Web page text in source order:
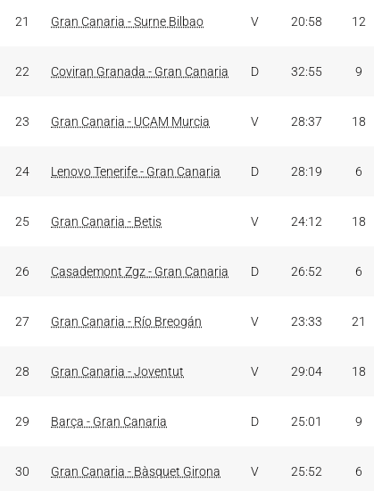
21 Gran Canaria - Surne Bilbao V 20:58 12
22 Coviran Granada - Gran Canaria D 32:55 9
23 Gran Canaria - UCAM Murcia V 28:37 18
24 Lenovo Tenerife - Gran Canaria D 28:19 6
25 Gran Canaria - Betis V 24:12 18
26 Casademont Zgz - Gran Canaria D 26:52 6
27 Gran Canaria - Río Breogán V 23:33 21
28 Gran Canaria - Joventut V 29:04 18
29 Barça - Gran Canaria D 25:01 9
30 Gran Canaria - Bàsquet Girona V 25:52 6